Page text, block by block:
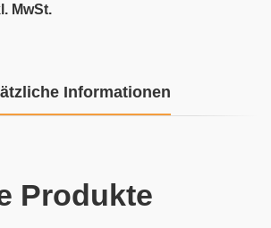
MwSt.
Informationen
Produkte